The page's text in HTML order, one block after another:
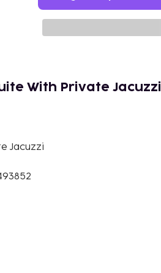
With Private Jacuzzi
Jacuzzi